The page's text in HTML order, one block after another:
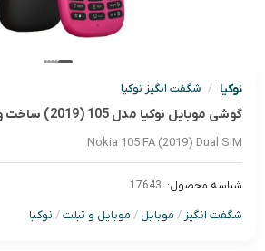
نوکیا / شگفت انگیز نوکیا
گوشی موبايل نوکيا مدل 105 (2019) ساخت ویتنام
Nokia 105 FA (2019) Dual SIM
شناسه محصول: 17643
شگفت انگیز / موبایل / موبایل و تبلت/ نوکیا